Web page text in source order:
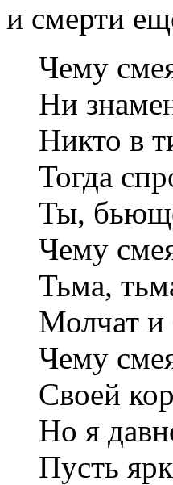
и смерти
Чему
Ни
Никто в
Тогда
Ты,
Чему
Тьма,
Молчат
Чему
Своей
Но я
Пусть